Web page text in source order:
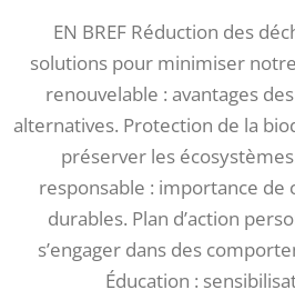
EN BREF Réduction des
solutions pour minimiser
renouvelable : avantages
alternatives. Protection de la
préserver les
responsable : importance de
durables. Plan d’action
s’engager dans des
Éducation :